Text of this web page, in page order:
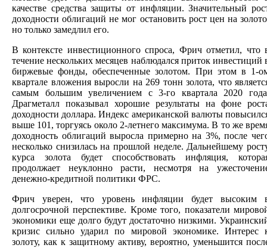
качестве средства защиты от инфляции. Значительный
доходности облигаций не мог остановить рост цен на
но только замедлил его.
В контексте инвестиционного спроса, Фрич отметил, что
течение нескольких месяцев наблюдался приток инвестиций
биржевые фонды, обеспеченные золотом. При этом в 1-
квартале вложения выросли на 269 тонн золота, что
самым большим увеличением с 3-го квартала 2020
Драгметалл показывал хорошие результаты на фоне
доходности доллара. Индекс американской валюты
выше 101, торгуясь около 2-летнего максимума. В то же
доходность облигаций выросла примерно на 3%, после
несколько снизилась на прошлой неделе. Дальнейшему
курса золота будет способствовать инфляция,
продолжает неуклонно расти, несмотря на
денежно-кредитной политики ФРС.
Фрич уверен, что уровень инфляции будет высоким
долгосрочной перспективе. Кроме того, показатели
экономики еще долго будут достаточно низкими.
кризис сильно ударил по мировой экономике. Интерес
золоту, как к защитному активу, вероятно, уменьшится